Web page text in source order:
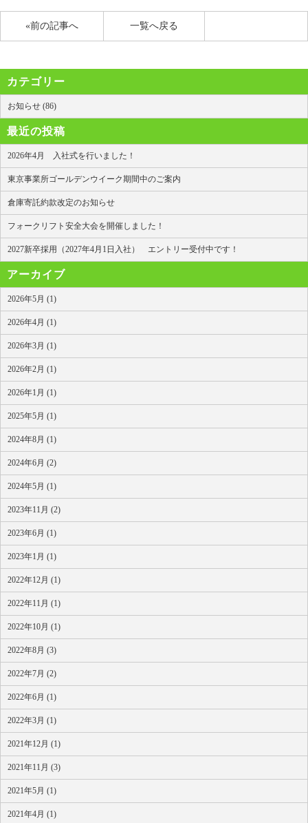
«前の記事へ 一覧へ戻る
カテゴリー
お知らせ (86)
最近の投稿
2026年4月 入社式を行いました！
東京事業所ゴールデンウイーク期間中のご案内
倉庫寄託約款改定のお知らせ
フォークリフト安全大会を開催しました！
2027新卒採用（2027年4月1日入社） エントリー受付中です！
アーカイブ
2026年5月 (1)
2026年4月 (1)
2026年3月 (1)
2026年2月 (1)
2026年1月 (1)
2025年5月 (1)
2024年8月 (1)
2024年6月 (2)
2024年5月 (1)
2023年11月 (2)
2023年6月 (1)
2023年1月 (1)
2022年12月 (1)
2022年11月 (1)
2022年10月 (1)
2022年8月 (3)
2022年7月 (2)
2022年6月 (1)
2022年3月 (1)
2021年12月 (1)
2021年11月 (3)
2021年5月 (1)
2021年4月 (1)